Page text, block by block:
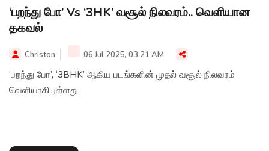
‘பறந்து போ’ Vs ‘3HK’ வசூல் நிலவரம்.. வெளியான
தகவல்
Christon 06 Jul 2025, 03:21 AM
‘பறந்து போ’, ‘3BHK’ ஆகிய படங்களின் முதல் வசூல் நிலவரம்
வெளியாகியுள்ளது.